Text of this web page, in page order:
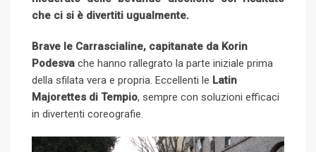
che ci si è divertiti ugualmente.
Brave le Carrascialine, capitanate da Korin
Podesva che hanno rallegrato la parte iniziale prima
della sfilata vera e propria. Eccellenti le Latin
Majorettes di Tempio, sempre con soluzioni efficaci
in divertenti coreografie.